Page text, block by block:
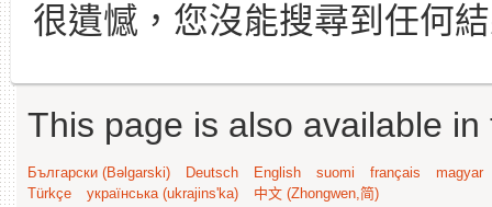
很遺憾，您沒能搜尋到任何
This page is also available
Български (Bəlgarski) Deutsch English suomi français
magyar
Türkçe
українська (ukrajins'ka) 中文 (Zhongwen,简)